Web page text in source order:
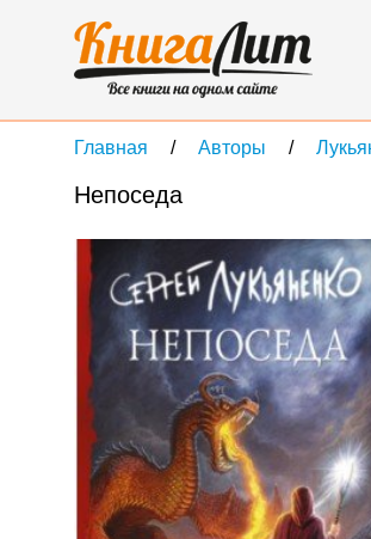
Главная Авторы
Непоседа